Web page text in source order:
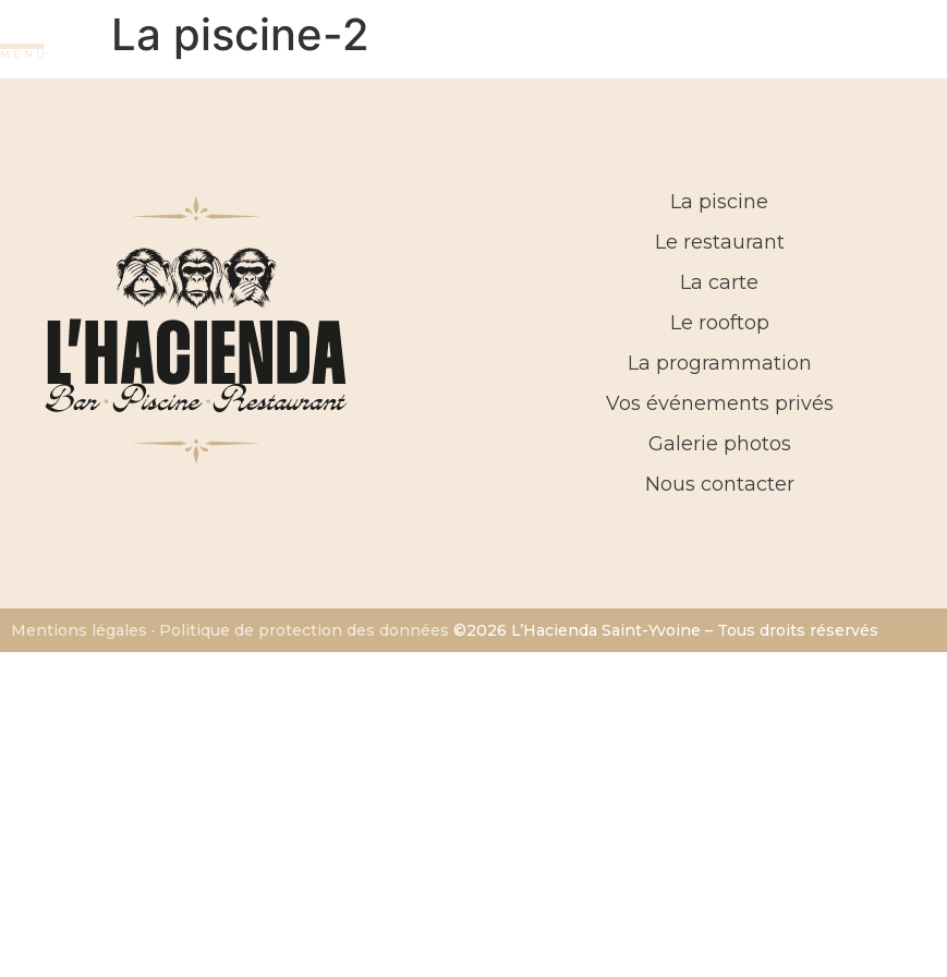
M E N U La piscine-2
La piscine
Le restaurant
La carte
Le rooftop
La programmation
Vos événements privés
Galerie photos
Nous contacter
Mentions légales · Politique de protection des données ©2026 L’Hacienda Saint-Yvoine – Tous droits réservés